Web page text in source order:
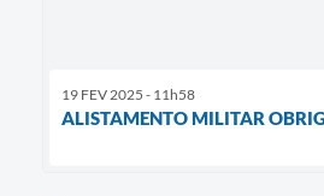
19 FEV 2025 - 11h58
ALISTAMENTO MILITAR